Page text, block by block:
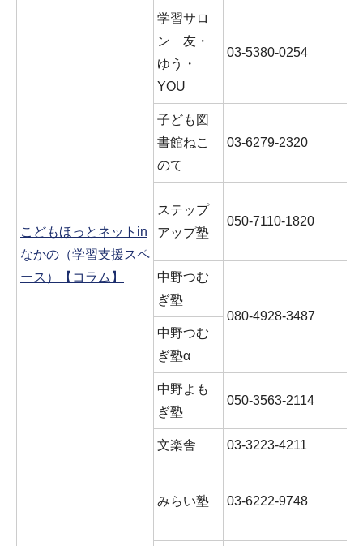
こどもほっとネットin
なかの（学習支援スペ
ース）【コラム】
学習サロ
ン 友・
ゆう・
YOU
03-5380-0254
子ども図
書館ねこ
のて
03-6279-2320
ステップ
アップ塾
050-7110-1820
中野つむ
ぎ塾
080-4928-3487
中野つむ
ぎ塾α
中野よも
ぎ塾
050-3563-2114
文楽舎 03-3223-4211
みらい塾 03-6222-9748